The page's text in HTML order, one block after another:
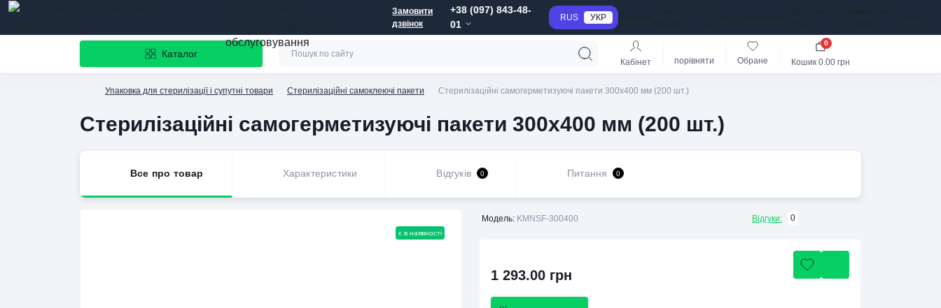
обслуговування
Замовити
дзвінок
+38 (097) 843-48-
01
RUS УКР
Каталог
Кабінет порівняти Обране Кошик 0.00 грн
0
Упаковка для стерилізації і супутні товари Стерилізаційні самоклеючі пакети Стерилізаційні самогерметизуючі пакети 300х400 мм (200 шт.)
Стерилізаційні самогерметизуючі пакети 300х400 мм (200 шт.)
Все про товар Характеристики Відгуків 0 Питання 0
є в наявності
Модель: KMNSF-300400 Відгуки: 0
1 293.00 грн